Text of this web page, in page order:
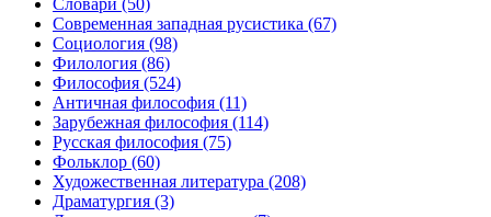
Словари (50)
Современная западная русистика (67)
Социология (98)
Филология (86)
Философия (524)
Античная философия (11)
Зарубежная философия (114)
Русская философия (75)
Фольклор (60)
Художественная литература (208)
Драматургия (3)